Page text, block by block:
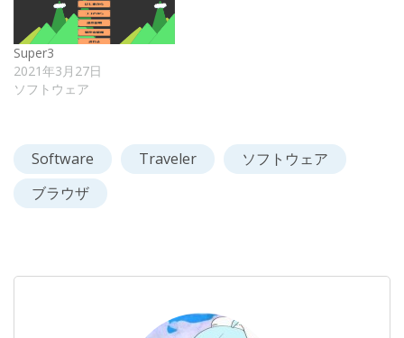
Super3
2021年3月27日
ソフトウェア
Software Traveler
ソフトウェア
ブラウザ